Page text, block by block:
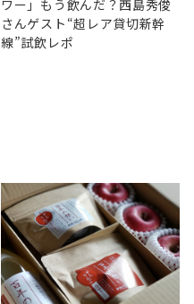
ワー」もう飲んだ？西島秀俊
さんゲスト“超レア貸切新幹
線”試飲レポ